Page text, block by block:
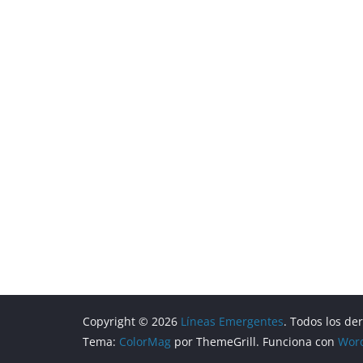
Copyright © 2026 Líneas Emergentes. Todos los
Tema: ColorMag por ThemeGrill. Funciona con